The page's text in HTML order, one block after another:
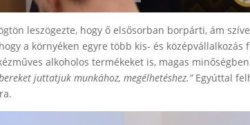
leszögezte, hogy ő elsősorban borpárti, ám
a környéken egyre több kis- és középvállalkozás
alkoholos termékeket is, magas
juttatjuk munkához, megélhetéshez.”Egyúttal